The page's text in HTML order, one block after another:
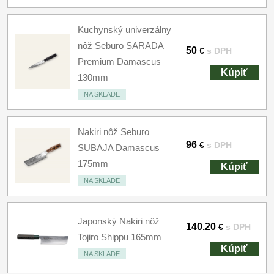
Kuchynský univerzálny
nôž Seburo SARADA
Premium Damascus
130mm
NA SKLADE
50 € s DPH
Kúpiť
Nakiri nôž Seburo
SUBAJA Damascus
175mm
NA SKLADE
96 € s DPH
Kúpiť
Japonský Nakiri nôž
Tojiro Shippu 165mm
NA SKLADE
140.20 € s DPH
Kúpiť